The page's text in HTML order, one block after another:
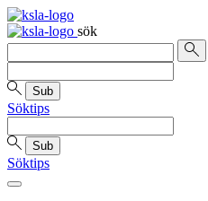
sök
Sub
Söktips
Sub
Söktips